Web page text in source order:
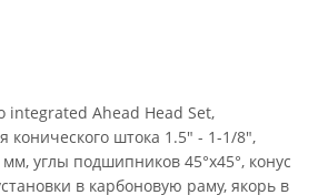
integrated Ahead Head Set,
конического штока 1.5" - 1-1/8",
углы подшипников 45°x45°, конус
в карбоновую раму, якорь в